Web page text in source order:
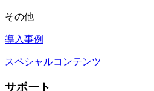
その他
導入事例
スペシャルコンテンツ
サポート